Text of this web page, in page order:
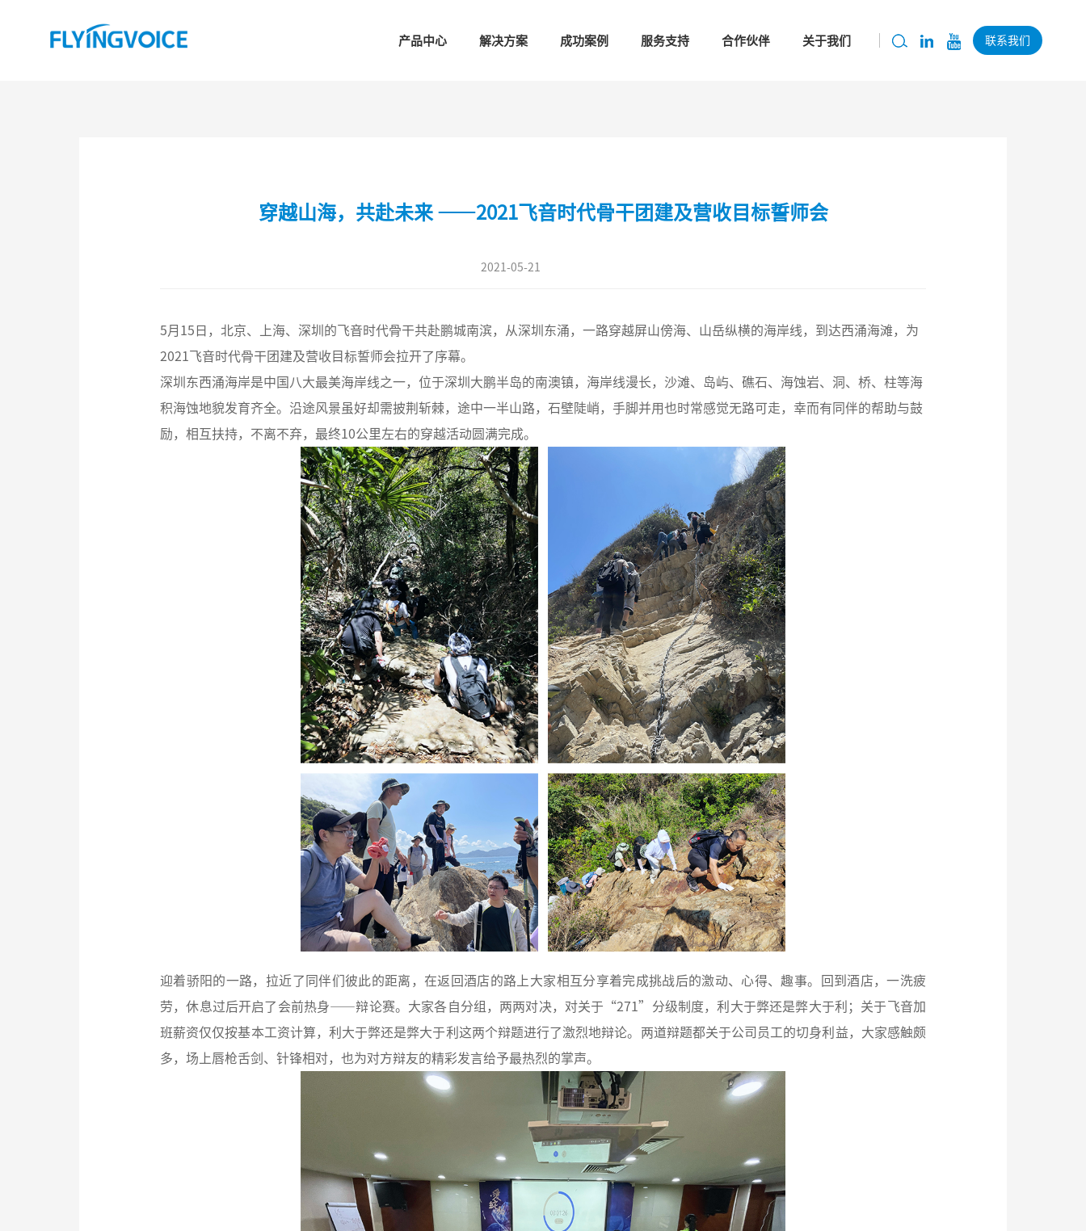
产品中心 解决方案 成功案例 服务支持 合作伙伴 关于我们 联系我们
穿越山海，共赴未来 ——2021飞音时代骨干团建及营收目标誓师会
2021-05-21
5月15日，北京、上海、深圳的飞音时代骨干共赴鹏城南滨，从深圳东涌，一路穿越屏山傍海、山岳纵横的海岸线，到达西涌海滩，为
2021飞音时代骨干团建及营收目标誓师会拉开了序幕。
深圳东西涌海岸是中国八大最美海岸线之一，位于深圳大鹏半岛的南澳镇，海岸线漫长，沙滩、岛屿、礁石、海蚀岩、洞、桥、柱等海
积海蚀地貌发育齐全。沿途风景虽好却需披荆斩棘，途中一半山路，石壁陡峭，手脚并用也时常感觉无路可走，幸而有同伴的帮助与鼓
励，相互扶持，不离不弃，最终10公里左右的穿越活动圆满完成。
迎着骄阳的一路，拉近了同伴们彼此的距离，在返回酒店的路上大家相互分享着完成挑战后的激动、心得、趣事。回到酒店，一洗疲
劳，休息过后开启了会前热身——辩论赛。大家各自分组，两两对决，对关于“271”分级制度，利大于弊还是弊大于利；关于飞音加
班薪资仅仅按基本工资计算，利大于弊还是弊大于利这两个辩题进行了激烈地辩论。两道辩题都关于公司员工的切身利益，大家感触颇
多，场上唇枪舌剑、针锋相对，也为对方辩友的精彩发言给予最热烈的掌声。